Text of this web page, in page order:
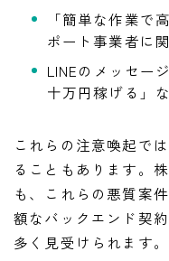
「簡単な作業で
ポート事業者に
LINEのメッセー
十万円稼げる」
これらの注意喚起で
ることもあります。
も、これらの悪質案
額なバックエンド契
多く見受けられます。